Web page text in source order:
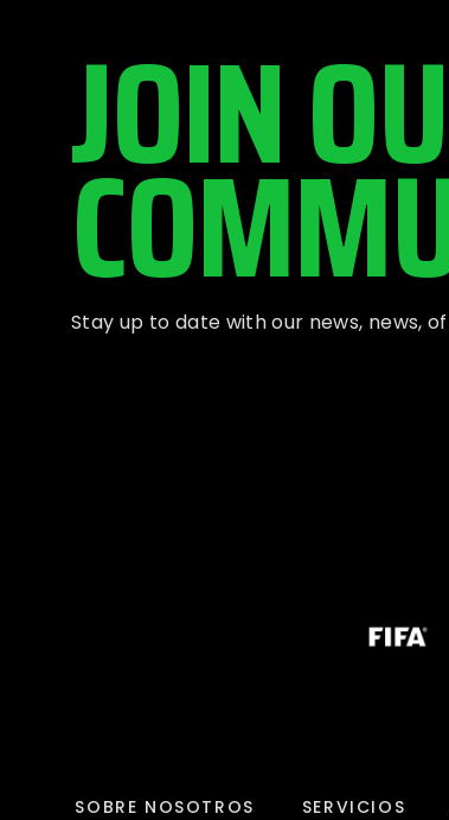
JOIN
Stay up to date with our news, news,
SOBRE NOSOTROS SERVICIOS